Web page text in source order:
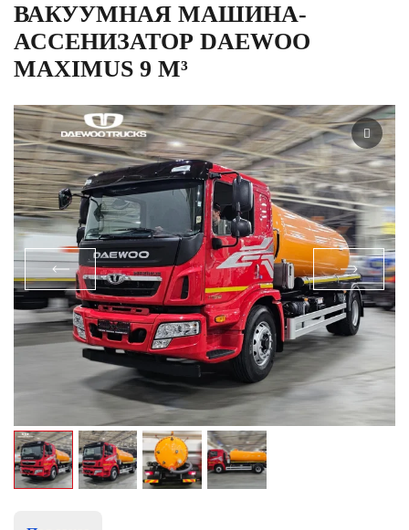
ВАКУУМНАЯ МАШИНА-
АССЕНИЗАТОР DAEWOO
MAXIMUS 9 М³